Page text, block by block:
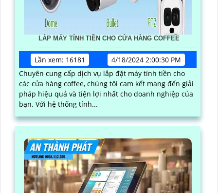
LẮP MÁY TÍNH TIỀN CHO CỬA HÀNG COFFEE
Lần xem: 16181
4/18/2024 2:00:30 PM
Chuyên cung cấp dịch vụ lắp đặt máy tính tiền cho
các cửa hàng coffee, chúng tôi cam kết mang đến giải
pháp hiệu quả và tiện lợi nhất cho doanh nghiệp của
bạn. Với hệ thống tính...